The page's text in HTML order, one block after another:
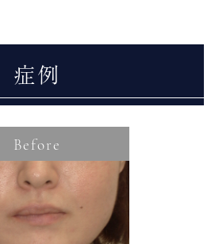
症例
Before